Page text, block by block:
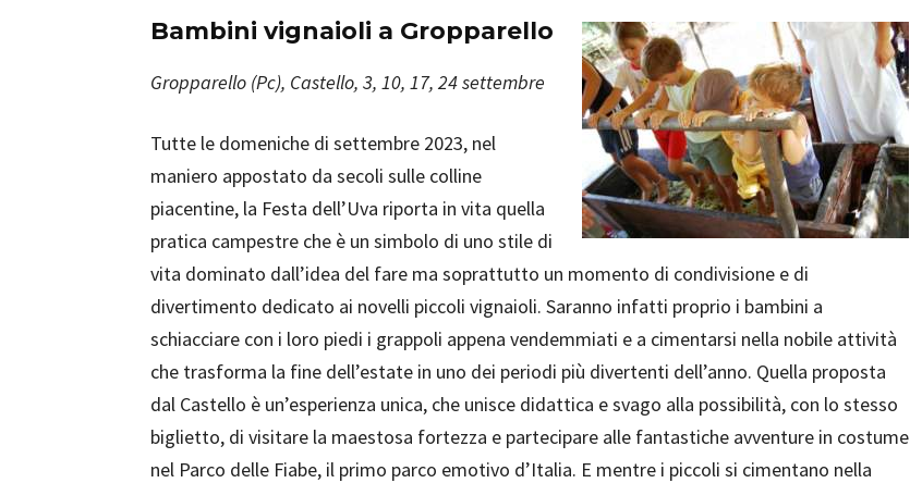
Bambini vignaioli a Gropparello
Gropparello (Pc), Castello, 3, 10, 17, 24 settembre
Tutte le domeniche di settembre 2023, nel
maniero appostato da secoli sulle colline
piacentine, la Festa dell’Uva riporta in vita quella
pratica campestre che è un simbolo di uno stile di
vita dominato dall’idea del fare ma soprattutto un momento di condivisione e di
divertimento dedicato ai novelli piccoli vignaioli. Saranno infatti proprio i bambini a
schiacciare con i loro piedi i grappoli appena vendemmiati e a cimentarsi nella nobile attività
che trasforma la fine dell’estate in uno dei periodi più divertenti dell’anno. Quella proposta
dal Castello è un’esperienza unica, che unisce didattica e svago alla possibilità, con lo stesso
biglietto, di visitare la maestosa fortezza e partecipare alle fantastiche avventure in costume
nel Parco delle Fiabe, il primo parco emotivo d’Italia. E mentre i piccoli si cimentano nella